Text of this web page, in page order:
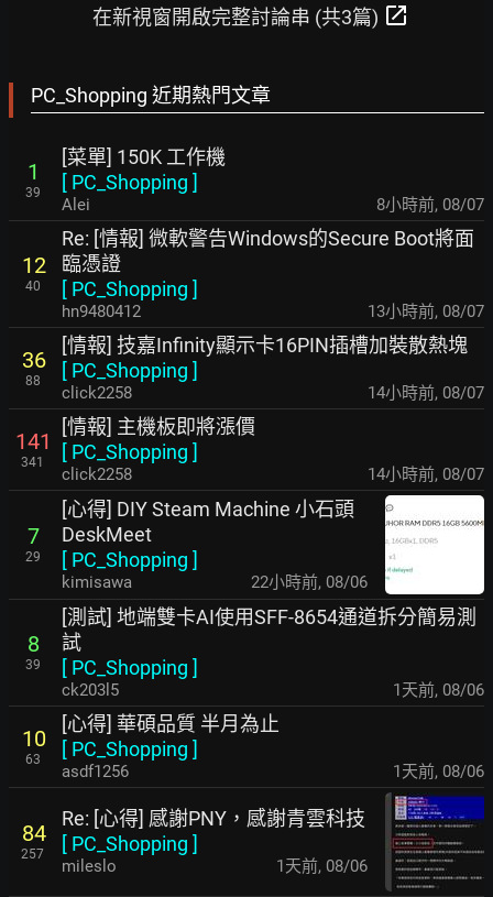
在新視窗開啟完整討論串 (共3篇) open_in_new
PC_Shopping 近期熱門文章
1
39
[菜單] 150K 工作機
[ PC_Shopping ]
Alei 8小時前, 08/07
12
40
Re: [情報] 微軟警告Windows的Secure Boot將面
臨憑證
[ PC_Shopping ]
hn9480412 13小時前, 08/07
36
88
[情報] 技嘉Infinity顯示卡16PIN插槽加裝散熱塊
[ PC_Shopping ]
click2258 14小時前, 08/07
141
341
[情報] 主機板即將漲價
[ PC_Shopping ]
click2258 14小時前, 08/07
7
29
[心得] DIY Steam Machine 小石頭
DeskMeet
[ PC_Shopping ]
kimisawa 22小時前, 08/06
8
39
[測試] 地端雙卡AI使用SFF-8654通道拆分簡易測
試
[ PC_Shopping ]
ck203l5 1天前, 08/06
10
63
[心得] 華碩品質 半月為止
[ PC_Shopping ]
asdf1256 1天前, 08/06
84
257
Re: [心得] 感謝PNY，感謝青雲科技
[ PC_Shopping ]
mileslo 1天前, 08/06